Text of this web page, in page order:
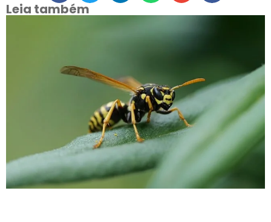
Leia também